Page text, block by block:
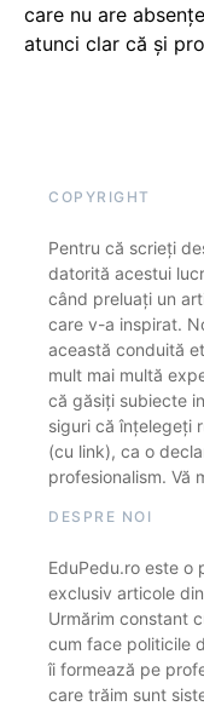
care nu are
atunci clar că și
COPYRIGHT
Pentru că scrieți
datorită acestui
când preluați un
care v-a inspirat.
această conduită
mult mai multă
că găsiți subiecte
siguri că înțelegeți
(cu link), ca o
profesionalism. Vă
DESPRE NOI
EduPedu.ro este o
exclusiv articole
Urmărim constant
cum face politicile
îi formează pe
care trăim sunt